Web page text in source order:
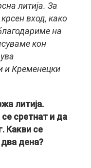
литија. За
вход, како
на
кон
и Кременецки
литија.
сретнат и да
Какви се
дена?